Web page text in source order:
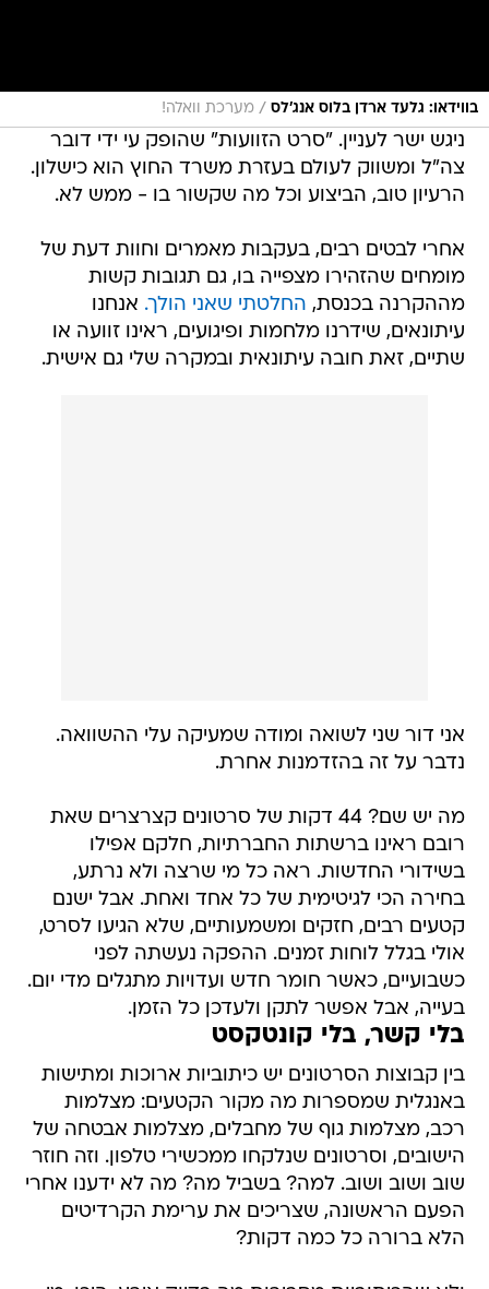
בווידאו: גלעד ארדן בלוס אנג'לס / מערכת וואלה!
ניגש ישר לעניין. "סרט הזוועות" שהופק עי ידי דובר
צה"ל ומשווק לעולם בעזרת משרד החוץ הוא כישלון.
הרעיון טוב, הביצוע וכל מה שקשור בו - ממש לא.
אחרי לבטים רבים, בעקבות מאמרים וחוות דעת של
מומחים שהזהירו מצפייה בו, גם תגובות קשות
מההקרנה בכנסת, החלטתי שאני הולך. אנחנו
עיתונאים, שידרנו מלחמות ופיגועים, ראינו זוועה או
שתיים, זאת חובה עיתונאית ובמקרה שלי גם אישית.
אני דור שני לשואה ומודה שמעיקה עלי ההשוואה.
נדבר על זה בהזדמנות אחרת.
מה יש שם? 44 דקות של סרטונים קצרצרים שאת
רובם ראינו ברשתות החברתיות, חלקם אפילו
בשידורי החדשות. ראה כל מי שרצה ולא נרתע,
בחירה הכי לגיטימית של כל אחד ואחת. אבל ישנם
קטעים רבים, חזקים ומשמעותיים, שלא הגיעו לסרט,
אולי בגלל לוחות זמנים. ההפקה נעשתה לפני
כשבועיים, כאשר חומר חדש ועדויות מתגלים מדי יום.
בעייה, אבל אפשר לתקן ולעדכן כל הזמן.
בלי קשר, בלי קונטקסט
בין קבוצות הסרטונים יש כיתוביות ארוכות ומתישות
באנגלית שמספרות מה מקור הקטעים: מצלמות
רכב, מצלמות גוף של מחבלים, מצלמות אבטחה של
הישובים, וסרטונים שנלקחו ממכשירי טלפון. וזה חוזר
שוב ושוב ושוב. למה? בשביל מה? מה לא ידענו אחרי
הפעם הראשונה, שצריכים את ערימת הקרדיטים
הלא ברורה כל כמה דקות?